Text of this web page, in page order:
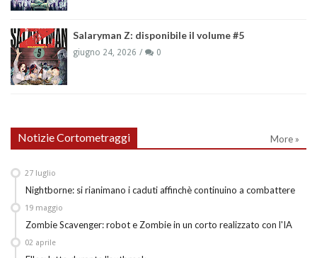
Salaryman Z: disponibile il volume #5
giugno 24, 2026 0
Notizie Cortometraggi More »
Nightborne: si rianimano i caduti affinchè continuino a combattere
27 luglio
Zombie Scavenger: robot e Zombie in un corto realizzato con l'IA
19 maggio
02 aprile